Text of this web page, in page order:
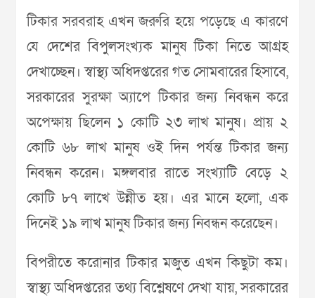
টিকার সরবরাহ এখন জরুরি হয়ে পড়েছে এ কারণে
যে দেশের বিপুলসংখ্যক মানুষ টিকা নিতে আগ্রহ
দেখাচ্ছেন। স্বাস্থ্য অধিদপ্তরের গত সোমবারের হিসাবে,
সরকারের সুরক্ষা অ্যাপে টিকার জন্য নিবন্ধন করে
অপেক্ষায় ছিলেন ১ কোটি ২৩ লাখ মানুষ। প্রায় ২
কোটি ৬৮ লাখ মানুষ ওই দিন পর্যন্ত টিকার জন্য
নিবন্ধন করেন। মঙ্গলবার রাতে সংখ্যাটি বেড়ে ২
কোটি ৮৭ লাখে উন্নীত হয়। এর মানে হলো, এক
দিনেই ১৯ লাখ মানুষ টিকার জন্য নিবন্ধন করেছেন।
বিপরীতে করোনার টিকার মজুত এখন কিছুটা কম।
স্বাস্থ্য অধিদপ্তরের তথ্য বিশ্লেষণে দেখা যায়, সরকারের